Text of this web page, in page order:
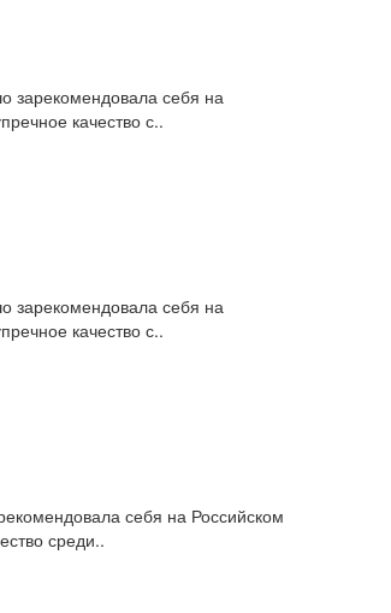
зарекомендовала себя на
качество с..
зарекомендовала себя на
качество с..
себя на Российском
среди..